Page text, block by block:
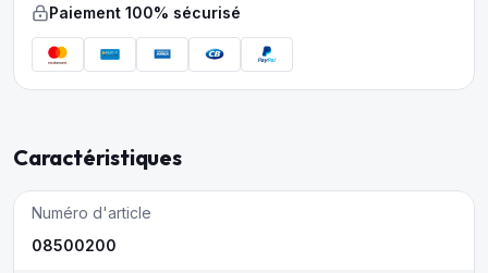
Paiement 100% sécurisé
Caractéristiques
Numéro d'article
08500200